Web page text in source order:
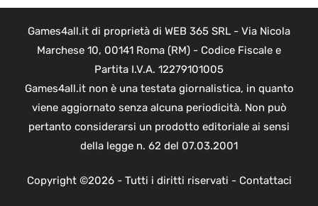
Games4all.it di proprietà di WEB 365 SRL - Via Nicola
Marchese 10, 00141 Roma (RM) - Codice Fiscale e
Partita I.V.A. 12279101005
Games4all.it non è una testata giornalistica, in quanto
viene aggiornato senza alcuna periodicità. Non può
pertanto considerarsi un prodotto editoriale ai sensi
della legge n. 62 del 07.03.2001
Copyright ©2026 - Tutti i diritti riservati - Contattaci